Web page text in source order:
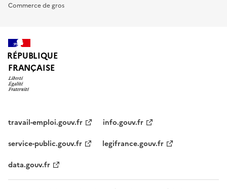
Commerce de gros
RÉPUBLIQUE
FRANÇAISE
travail-emploi.gouv.fr
info.gouv.fr
service-public.gouv.fr
legifrance.gouv.fr
data.gouv.fr